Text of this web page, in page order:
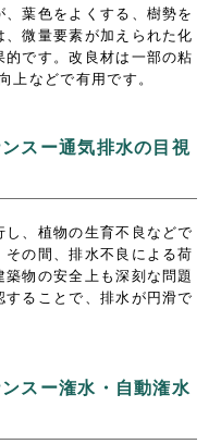
葉色をよくする、樹勢を
微量要素が加えられた化
です。改良材は一部の粘
上などで有用です。
スー通気排水の目視
、植物の生育不良などで
の間、排水不良による荷
物の安全上も深刻な問題
ることで、排水が円滑で
スー潅水・自動潅水